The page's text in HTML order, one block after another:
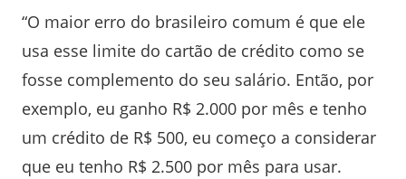
“O maior erro do brasileiro comum é que ele
usa esse limite do cartão de crédito como se
fosse complemento do seu salário. Então, por
exemplo, eu ganho R$ 2.000 por mês e tenho
um crédito de R$ 500, eu começo a considerar
que eu tenho R$ 2.500 por mês para usar.